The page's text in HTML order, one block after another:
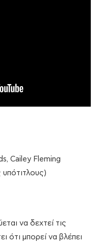
Cailey Fleming
υπότιτλους)
να δεχτεί τις
ότι μπορεί να βλέπει